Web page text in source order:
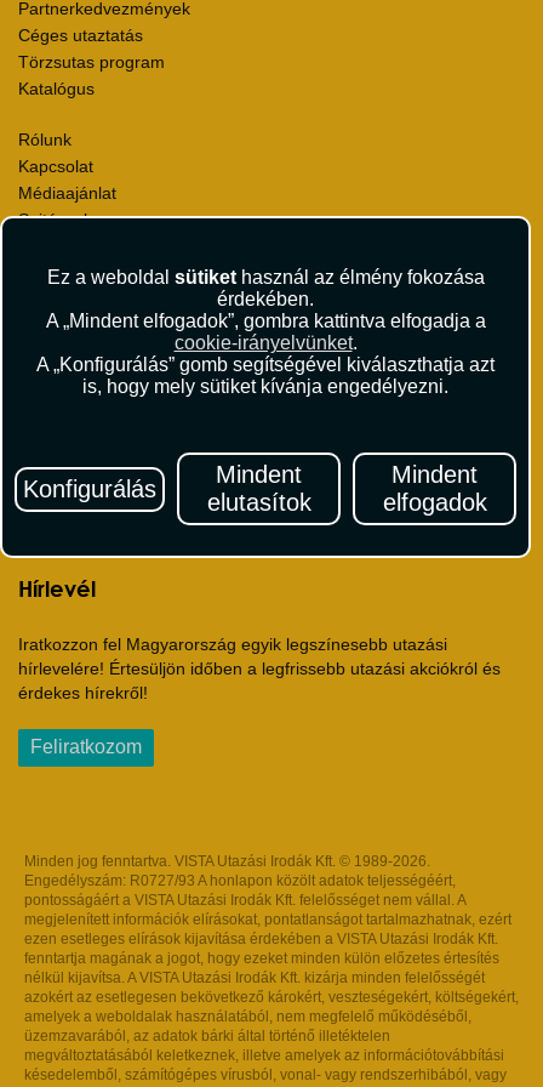
Ez a weboldal sütikethasznál az élmény fokozása
érdekében.
A „Mindent elfogadok”, gombra kattintva elfogadja a
cookie-irányelvünket.
A „Konfigurálás” gomb segítségével kiválaszthatja azt
is, hogy mely sütiket kívánja engedélyezni.
Konfigurálás
Mindent
elutasítok
Mindent
elfogadok
Partnerkedvezmények
Céges utaztatás
Törzsutas program
Katalógus
Rólunk
Kapcsolat
Médiaajánlat
Sajtószoba
Karrier
Elismerések és díjak
Környezettudatosság
Utasbiztosítás Szerződési Feltételek
Repülőjegy Szerződési Feltételek
Adatvédelem
Hírlevél
Iratkozzon fel Magyarország egyik legszínesebb utazási
hírlevelére! Értesüljön időben a legfrissebb utazási akciókról és
érdekes hírekről!
Feliratkozom
Minden jog fenntartva. VISTA Utazási Irodák Kft. © 1989-2026.
Engedélyszám: R0727/93 A honlapon közölt adatok teljességéért,
pontosságáért a VISTA Utazási Irodák Kft. felelősséget nem vállal. A
megjelenített információk elírásokat, pontatlanságot tartalmazhatnak, ezért
ezen esetleges elírások kijavítása érdekében a VISTA Utazási Irodák Kft.
fenntartja magának a jogot, hogy ezeket minden külön előzetes értesítés
nélkül kijavítsa. A VISTA Utazási Irodák Kft. kizárja minden felelősségét
azokért az esetlegesen bekövetkező károkért, veszteségekért, költségekért,
amelyek a weboldalak használatából, nem megfelelő működéséből,
üzemzavarából, az adatok bárki által történő illetéktelen
megváltoztatásából keletkeznek, illetve amelyek az információtovábbítási
késedelemből, számítógépes vírusból, vonal- vagy rendszerhibából, vagy